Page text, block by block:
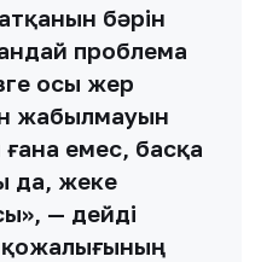
бәрін
проблема
осы жер
жабылмауын
емес, басқа
да, жеке
— дейді